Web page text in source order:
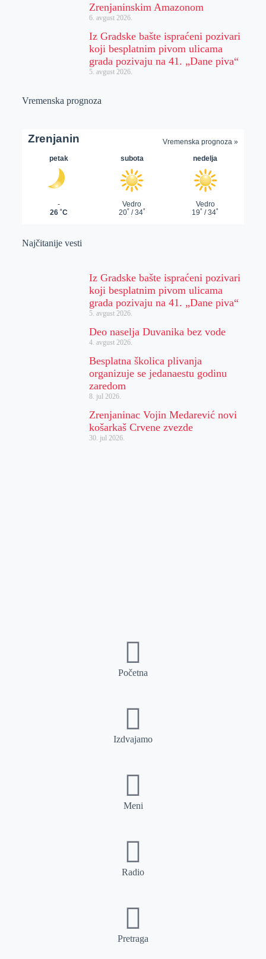
Zrenjaninskim Amazonom
6. avgust 2026.
Iz Gradske bašte ispraćeni pozivari
koji besplatnim pivom ulicama
grada pozivaju na 41. „Dane piva“
5. avgust 2026.
Vremenska prognoza
Najčitanije vesti
Iz Gradske bašte ispraćeni pozivari
koji besplatnim pivom ulicama
grada pozivaju na 41. „Dane piva“
5. avgust 2026.
Deo naselja Duvanika bez vode
4. avgust 2026.
Besplatna školica plivanja
organizuje se jedanaestu godinu
zaredom
8. jul 2026.
Zrenjaninac Vojin Medarević novi
košarkaš Crvene zvezde
30. jul 2026.
Početna
Izdvajamo
Meni
Radio
Pretraga